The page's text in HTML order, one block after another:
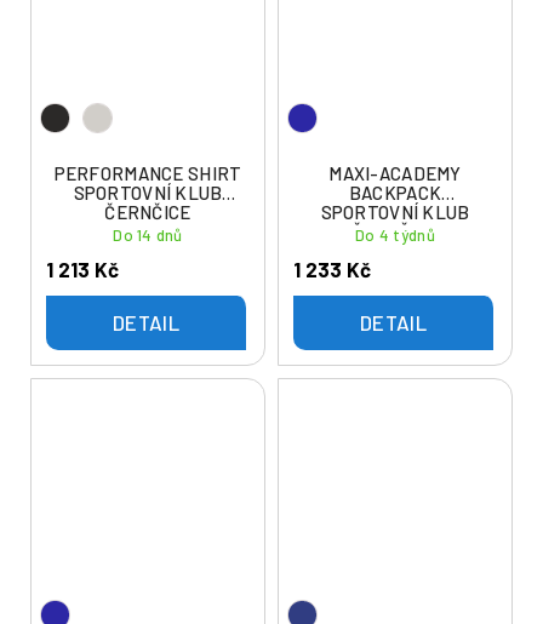
PERFORMANCE SHIRT
SPORTOVNÍ KLUB
ČERNČICE
Do 14 dnů
1 213 Kč
DETAIL
MAXI-ACADEMY
BACKPACK
SPORTOVNÍ KLUB
ČERNČICE
Do 4 týdnů
1 233 Kč
DETAIL